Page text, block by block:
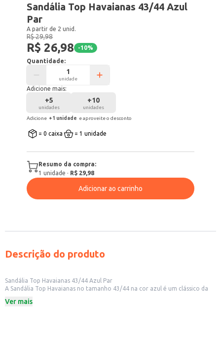
Sandália Top Havaianas 43/44 Azul
Par
A partir de 2 unid.
R$ 29,98
R$ 26,98 -10%
Quantidade:
unidade
Adicione mais:
+5
unidades
+10
unidades
Adicione +1 unidade e aproveite o desconto
= 0 caixa = 1 unidade
Resumo da compra:
1 unidade · R$ 29,98
Adicionar ao carrinho
Descrição do produto
Sandália Top Havaianas 43/44 Azul Par
A Sandália Top Havaianas no tamanho 43/44 na cor azul é um clássico da
sandália é perfeita para quem busca um calçado prático e versátil para
Ver mais